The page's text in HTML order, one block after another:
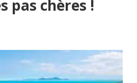
pas chères !